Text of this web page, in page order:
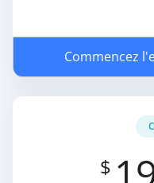
Commencez
$